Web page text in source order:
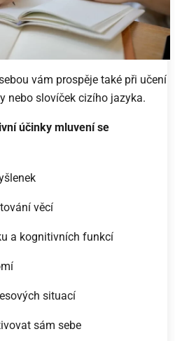
vám prospěje také při učení
nebo slovíček cizího jazyka.
účinky mluvení se
věcí
a kognitivních funkcí
situací
sám sebe